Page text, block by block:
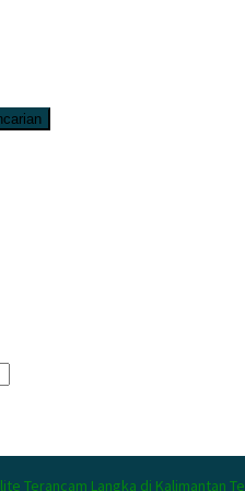
Terancam Langka di Kalimantan